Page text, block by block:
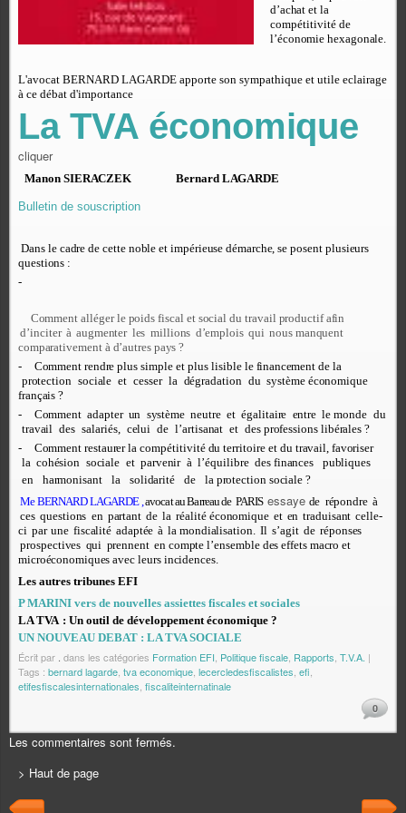
d’achatet la
compétitivité de
l’économiehexagonale.
L'avocat BERNARD LAGARDE apporte son sympathique et utile eclairage
à ce débat d'importance
La TVA économique
cliquer
Manon SIERACZEK Bernard LAGARDE
Bulletin de souscription
Dans le cadredecette nobleet impérieuse démarche, seposent plusieurs
questions :
-
Commentalléger le poidsfiscal et socialdu travail productifafin
d’inciter à augmenter les millions d’emplois qui nous manquent
comparativement à d’autres pays ?
-
Commentrendreplus simpleet plus lisible le financement de la
protection sociale et cesser la dégradation du système économique
français ?
-
Comment adapter un système neutre et égalitaire entre le monde du
travail des salariés, celui de l’artisanat et des professions libérales ?
-
Commentrestaurer lacompétitivité du territoire et du travail,favoriser
la cohésion sociale et parvenir à l’équilibre des finances publiques
en harmonisant la solidarité de la protection sociale ?
Me BERNARD LAGARDE ,avocat au Barreau de PARISessaye de répondre à
ces questions en partant de la réalitééconomique et en traduisant celle-
ci par une fiscalité adaptée à la mondialisation. Il s’agit de réponses
prospectives qui prennent en compte l’ensemble des effets macroet
microéconomiquesavec leurs incidences.
Les autres tribunes EFI
P MARINI vers de nouvelles assiettes fiscales et sociales
LA TVA : Un outil de développement économique ?
UN NOUVEAU DEBAT : LA TVA SOCIALE
Écrit par dans les catégories Formation EFI Politique fiscale Rapports T.V.A. |
Tags : bernard lagarde tva economique lecercledesfiscalistes efi
etifesfiscalesinternationales fiscaliteinternatinale
0
Les commentaires sont fermés.
> Haut de page